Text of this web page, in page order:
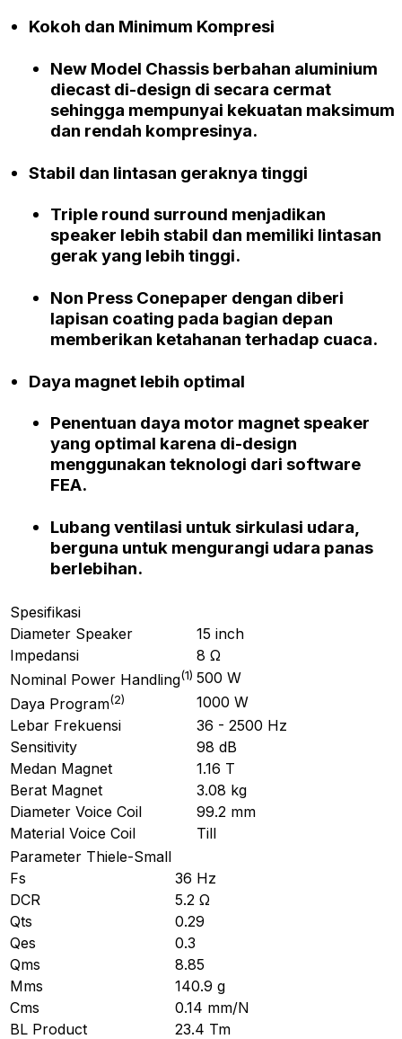
Kokoh dan Minimum Kompresi
New Model Chassis berbahan aluminium
diecast di-design di secara cermat
sehingga mempunyai kekuatan maksimum
dan rendah kompresinya.
Stabil dan lintasan geraknya tinggi
Triple round surround menjadikan
speaker lebih stabil dan memiliki lintasan
gerak yang lebih tinggi.
Non Press Conepaper dengan diberi
lapisan coating pada bagian depan
memberikan ketahanan terhadap cuaca.
Daya magnet lebih optimal
Penentuan daya motor magnet speaker
yang optimal karena di-design
menggunakan teknologi dari software
FEA.
Lubang ventilasi untuk sirkulasi udara,
berguna untuk mengurangi udara panas
berlebihan.
Spesifikasi
Diameter Speaker
15 inch
Impedansi
8 Ω
Nominal Power Handling(1) 500 W
Daya Program(2)
1000 W
Lebar Frekuensi
36 - 2500 Hz
Sensitivity
98 dB
Medan Magnet
1.16 T
Berat Magnet
3.08 kg
Diameter Voice Coil
99.2 mm
Material Voice Coil
Till
Parameter Thiele-Small
Fs
36 Hz
DCR
5.2 Ω
Qts
0.29
Qes
0.3
Qms
8.85
Mms
140.9 g
Cms
0.14 mm/N
BL Product
23.4 Tm